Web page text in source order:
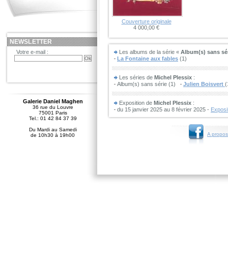
Couverture originale
4 000,00 €
Les albums de la série « Album(s) sans
La Fontaine aux fables (1)
Les séries de Michel Plessix :
Album(s) sans série (1)
Julien Boisvert
Exposition de Michel Plessix :
du 15 janvier 2025 au 8 février 2025 -
A
NEWSLETTER
Votre e-mail :
Galerie Daniel Maghen
36 rue du Louvre
75001 Paris
Tel.: 01 42 84 37 39
Du Mardi au Samedi
de 10h30 à 19h00